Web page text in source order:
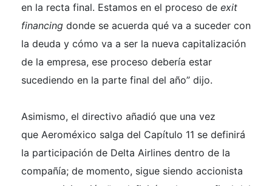
en la recta final. Estamos en el proceso de exit
financing donde se acuerda qué va a suceder con
la deuda y cómo va a ser la nueva capitalización
de la empresa, ese proceso debería estar
sucediendo en la parte final del año” dijo.
Asimismo, el directivo añadió que una vez
que Aeroméxico salga del Capítulo 11 se definirá
la participación de Delta Airlines dentro de la
compañía; de momento, sigue siendo accionista